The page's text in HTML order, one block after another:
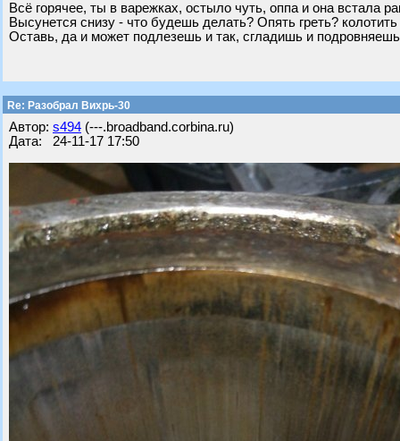
Всё горячее, ты в варежках, остыло чуть, оппа и она встала
Высунется снизу - что будешь делать? Опять греть?
Оставь, да и может подлезешь и так, сгладишь и
Re: Разобрал Вихрь-30
Автор: s494 (---.broadband.corbina.ru)
Дата: 24-11-17 17:50